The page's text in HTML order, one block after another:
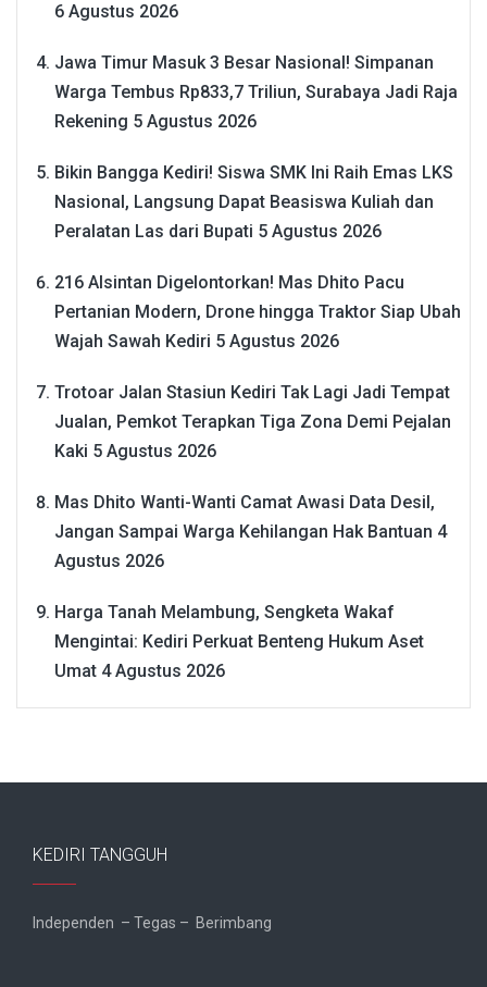
6 Agustus 2026
Jawa Timur Masuk 3 Besar Nasional! Simpanan
Warga Tembus Rp833,7 Triliun, Surabaya Jadi Raja
Rekening 5 Agustus 2026
Bikin Bangga Kediri! Siswa SMK Ini Raih Emas LKS
Nasional, Langsung Dapat Beasiswa Kuliah dan
Peralatan Las dari Bupati 5 Agustus 2026
216 Alsintan Digelontorkan! Mas Dhito Pacu
Pertanian Modern, Drone hingga Traktor Siap Ubah
Wajah Sawah Kediri 5 Agustus 2026
Trotoar Jalan Stasiun Kediri Tak Lagi Jadi Tempat
Jualan, Pemkot Terapkan Tiga Zona Demi Pejalan
Kaki 5 Agustus 2026
Mas Dhito Wanti-Wanti Camat Awasi Data Desil,
Jangan Sampai Warga Kehilangan Hak Bantuan 4
Agustus 2026
Harga Tanah Melambung, Sengketa Wakaf
Mengintai: Kediri Perkuat Benteng Hukum Aset
Umat 4 Agustus 2026
KEDIRI TANGGUH
Independen – Tegas – Berimbang